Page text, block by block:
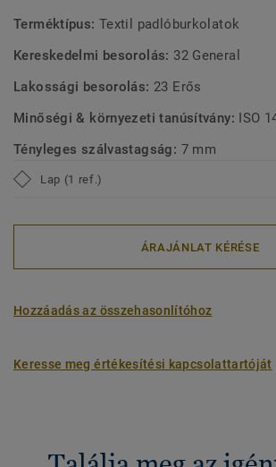
Terméktípus: Textil padlóburkolatok
Kereskedelmi besorolás: 32 General
Lakossági besorolás: 23 Erős
Minőségi & környezeti tanúsítvány: ISO
Tényleges szálvastagság: 7 mm
Lap (1 ref.)
ÁRAJÁNLAT KÉRÉSE
Hozzáadás az összehasonlítóhoz
Keresse meg értékesítési kapcsolattartóját